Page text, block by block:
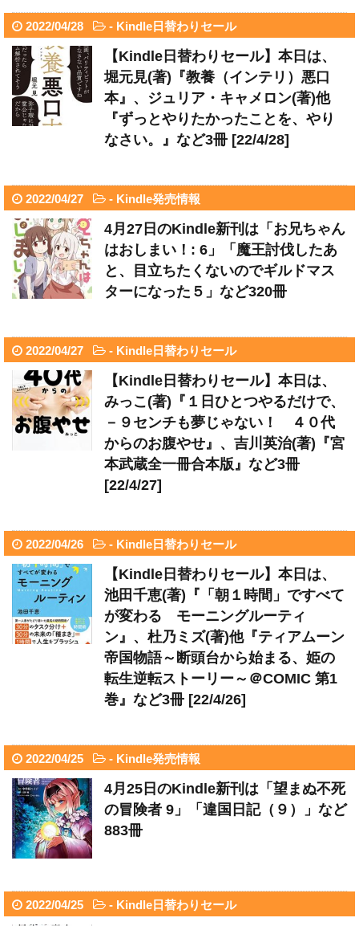
2022/04/28 - Kindle日替わりセール
【Kindle日替わりセール】本日は、
堀元見(著)『教養（インテリ）悪口
本』、ジュリア・キャメロン(著)他
『ずっとやりたかったことを、やり
なさい。』など3冊 [22/4/28]
2022/04/27 - Kindle発売情報
4月27日のKindle新刊は「お兄ちゃん
はおしまい！: 6」「魔王討伐したあ
と、目立ちたくないのでギルドマス
ターになった５」など320冊
2022/04/27 - Kindle日替わりセール
【Kindle日替わりセール】本日は、
みっこ(著)『１日ひとつやるだけで、
－９センチも夢じゃない！ ４０代
からのお腹やせ』、吉川英治(著)『宮
本武蔵全一冊合本版』など3冊
[22/4/27]
2022/04/26 - Kindle日替わりセール
【Kindle日替わりセール】本日は、
池田千恵(著)『「朝１時間」ですべて
が変わる モーニングルーティ
ン』、杜乃ミズ(著)他『ティアムーン
帝国物語～断頭台から始まる、姫の
転生逆転ストーリー～＠COMIC 第1
巻』など3冊 [22/4/26]
2022/04/25 - Kindle発売情報
4月25日のKindle新刊は「望まぬ不死
の冒険者 9」「違国日記（９）」など
883冊
2022/04/25 - Kindle日替わりセール